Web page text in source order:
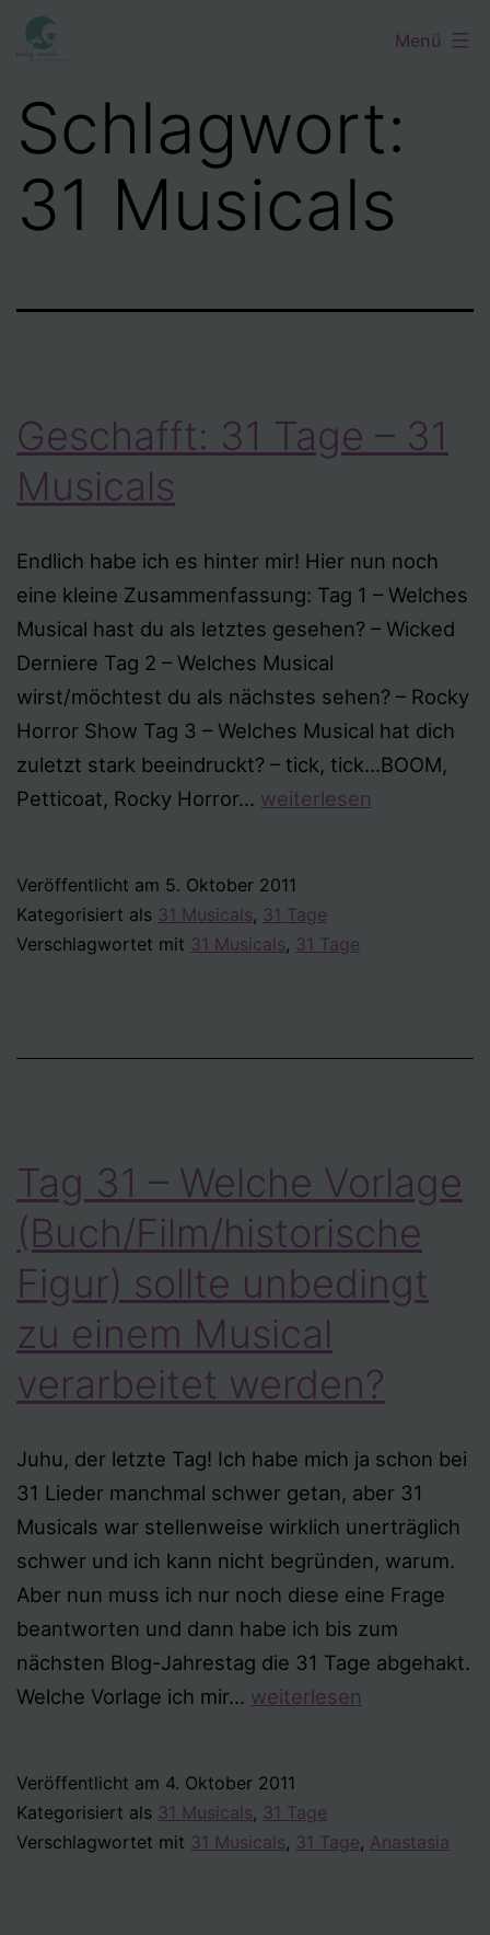
Zum
Inhalt
Menü
Schlagwort:
31 Musicals
Geschafft: 31 Tage – 31
Musicals
Endlich habe ich es hinter mir! Hier nun noch
eine kleine Zusammenfassung: Tag 1 – Welches
Musical hast du als letztes gesehen? – Wicked
Derniere Tag 2 – Welches Musical
wirst/möchtest du als nächstes sehen? – Rocky
Horror Show Tag 3 – Welches Musical hat dich
zuletzt stark beeindruckt? – tick, tick…BOOM,
Petticoat, Rocky Horror… Geschafft:
–
31
weiterlesen
Veröffentlicht am 5. Oktober 2011
Kategorisiert als 31 Musicals, 31 Tage
Verschlagwortet mit 31 Musicals, 31 Tage
Tag 31 – Welche Vorlage
(Buch/Film/historische
Figur) sollte unbedingt
zu einem Musical
verarbeitet werden?
Juhu, der letzte Tag! Ich habe mich ja schon bei
31 Lieder manchmal schwer getan, aber 31
Musicals war stellenweise wirklich unerträglich
schwer und ich kann nicht begründen, warum.
Aber nun muss ich nur noch diese eine Frage
beantworten und dann habe ich bis zum
nächsten Blog-Jahrestag die 31 Tage abgehakt.
Welche Vorlage ich mir… Tag
Welche
Vorlage
weiterlesen
Veröffentlicht am 4. Oktober 2011
Kategorisiert als 31 Musicals, 31 Tage
Verschlagwortet mit 31 Musicals, 31 Tage, Anastasia